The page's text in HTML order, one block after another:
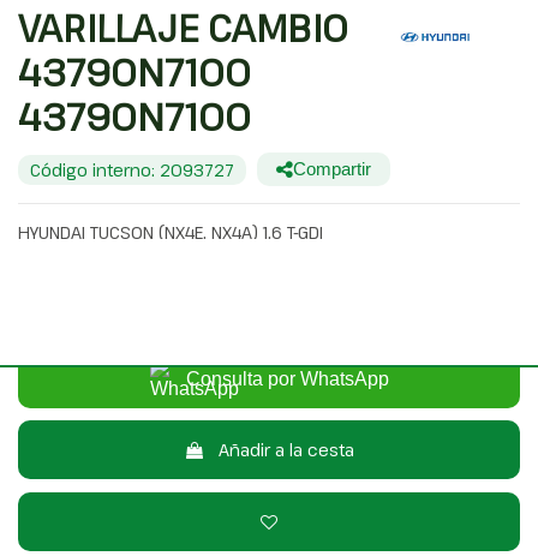
VARILLAJE CAMBIO
43790N7100
43790N7100
Código interno: 2093727 Compartir
HYUNDAI TUCSON (NX4E, NX4A) 1.6 T-GDI
Consulta por WhatsApp
Añadir a la cesta